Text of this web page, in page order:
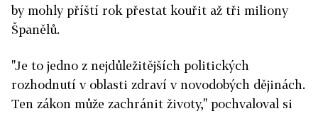
by mohly příští rok přestat kouřit až tři miliony
Španělů.
"Je to jedno z nejdůležitějších politických
rozhodnutí v oblasti zdraví v novodobých dějinách.
Ten zákon může zachránit životy," pochvaloval si